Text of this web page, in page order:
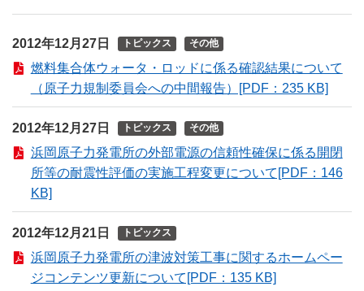
2012年12月27日 トピックス その他
燃料集合体ウォータ・ロッドに係る確認結果について
（原子力規制委員会への中間報告）[PDF：235 KB]
2012年12月27日 トピックス その他
浜岡原子力発電所の外部電源の信頼性確保に係る開閉
所等の耐震性評価の実施工程変更について[PDF：146
KB]
2012年12月21日 トピックス
浜岡原子力発電所の津波対策工事に関するホームペー
ジコンテンツ更新について[PDF：135 KB]